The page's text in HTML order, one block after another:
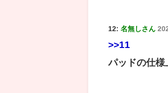
12: 名無しさん
>>11
パッドの仕様